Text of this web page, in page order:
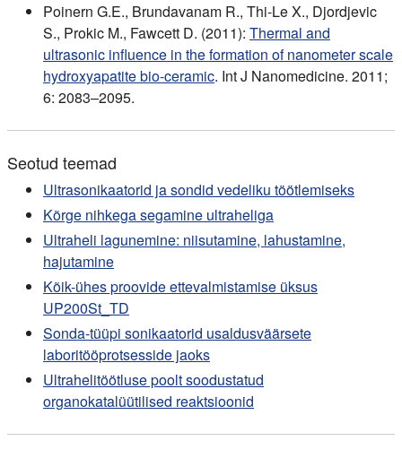
Poinern G.E., Brundavanam R., Thi-Le X., Djordjevic
S., Prokic M., Fawcett D. (2011): Thermal and
ultrasonic influence in the formation of nanometer scale
hydroxyapatite bio-ceramic. Int J Nanomedicine. 2011;
6: 2083–2095.
Seotud teemad
Ultrasonikaatorid ja sondid vedeliku töötlemiseks
Kõrge nihkega segamine ultraheliga
Ultraheli lagunemine: niisutamine, lahustamine,
hajutamine
Kõik-ühes proovide ettevalmistamise üksus
UP200St_TD
Sonda-tüüpi sonikaatorid usaldusväärsete
laboritööprotsesside jaoks
Ultrahelitöötluse poolt soodustatud
organokatalüütilised reaktsioonid